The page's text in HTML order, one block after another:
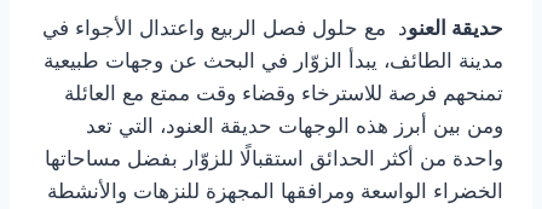
حديقة العنود مع حلول فصل الربيع واعتدال الأجواء في
مدينة الطائف، يبدأ الزوّار في البحث عن وجهات طبيعية
تمنحهم فرصة للاسترخاء وقضاء وقت ممتع مع العائلة
ومن بين أبرز هذه الوجهات حديقة العنود، التي تعد
واحدة من أكثر الحدائق استقبالًا للزوّار بفضل مساحاتها
الخضراء الواسعة ومرافقها المجهزة للنزهات والأنشطة